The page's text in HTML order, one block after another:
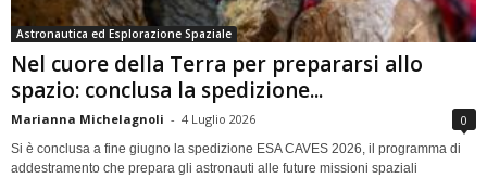
Astronautica ed Esplorazione Spaziale
Nel cuore della Terra per prepararsi allo
spazio: conclusa la spedizione...
Marianna Michelagnoli - 4 Luglio 2026 0
Si è conclusa a fine giugno la spedizione ESA CAVES 2026, il programma di
addestramento che prepara gli astronauti alle future missioni spaziali